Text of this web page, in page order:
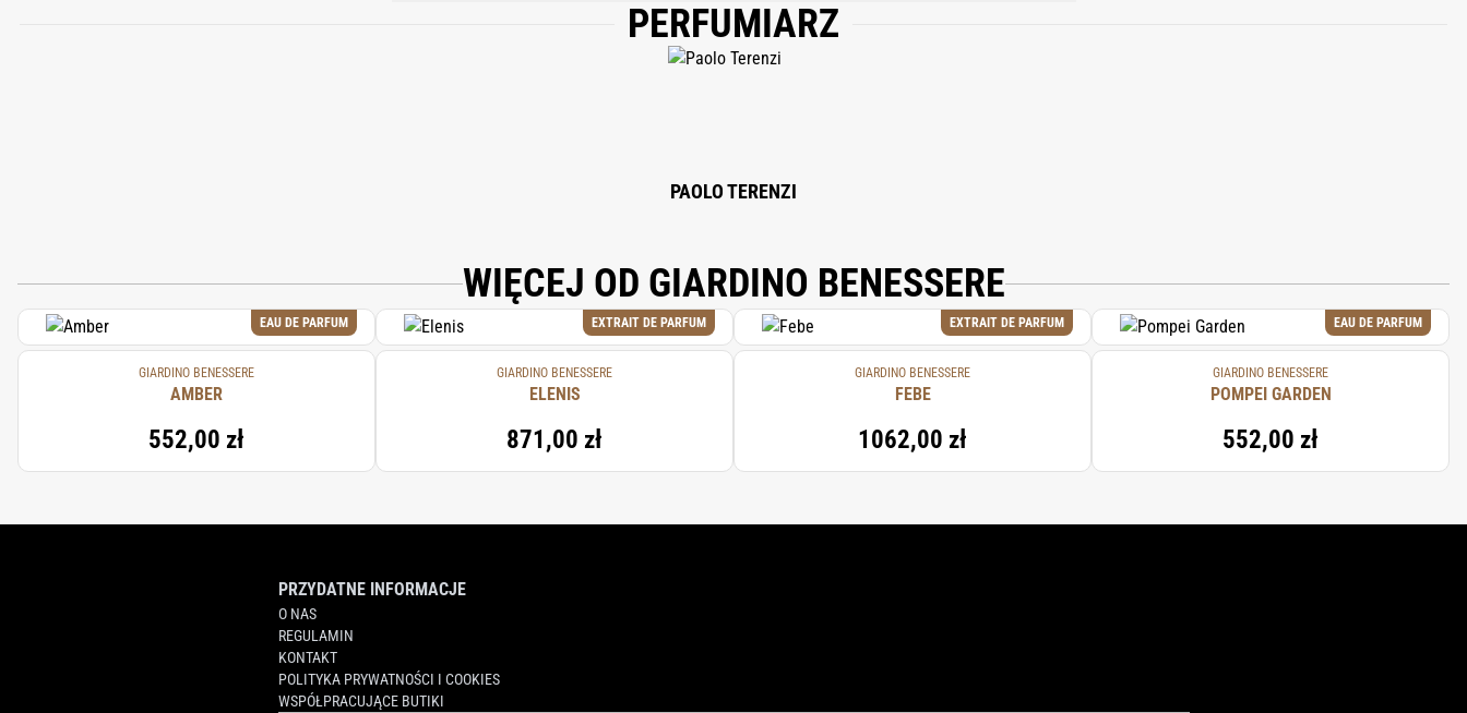
ALCOHOL DENAT., PARFUM (FRAGRANCE), AQUA (WATER), COUMARIN, LINALOOL, EUGENOL, BENZYL ALCOHOL.
PERFUMIARZ
PAOLO TERENZI
WIĘCEJ OD GIARDINO BENESSERE
EAU DE PARFUM
GIARDINO BENESSERE
AMBER
552,00 zł
EXTRAIT DE PARFUM
GIARDINO BENESSERE
ELENIS
871,00 zł
EXTRAIT DE PARFUM
GIARDINO BENESSERE
FEBE
1062,00 zł
EAU DE PARFUM
GIARDINO BENESSERE
POMPEI GARDEN
552,00 zł
PRZYDATNE INFORMACJE
O NAS
REGULAMIN
KONTAKT
POLITYKA PRYWATNOŚCI I COOKIES
WSPÓŁPRACUJĄCE BUTIKI